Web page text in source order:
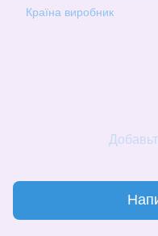
Країна виробник